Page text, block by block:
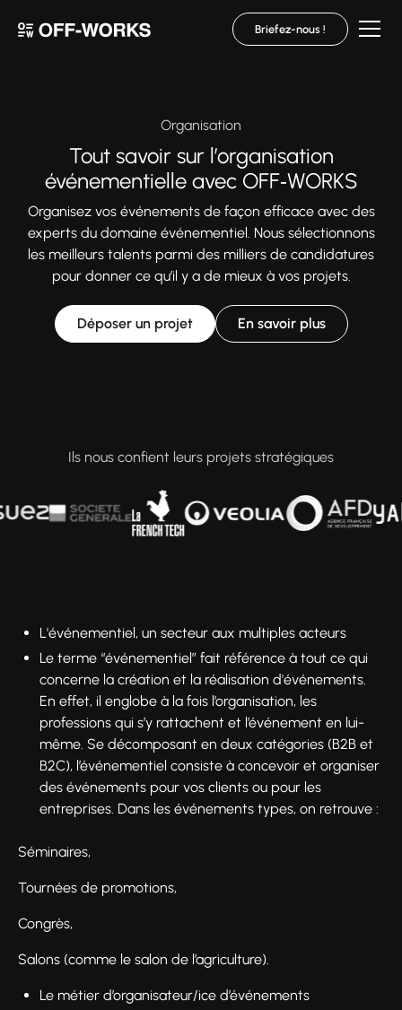
Briefez-nous !
Organisation
Tout savoir sur l’organisation
événementielle avec OFF‑WORKS
Organisez vos événements de façon efficace avec des
experts du domaine événementiel. Nous sélectionnons
les meilleurs talents parmi des milliers de candidatures
pour donner ce qu’il y a de mieux à vos projets.
Déposer un projet En savoir plus
Ils nous confient leurs projets stratégiques
L'événementiel, un secteur aux multiples acteurs
Le terme “événementiel” fait référence à tout ce qui
concerne la création et la réalisation d'événements.
En effet, il englobe à la fois l’organisation, les
professions qui s’y rattachent et l’événement en lui-
même. Se décomposant en deux catégories (B2B et
B2C), l’événementiel consiste à concevoir et organiser
des événements pour vos clients ou pour les
entreprises. Dans les événements types, on retrouve :
Séminaires,
Tournées de promotions,
Congrès,
Salons (comme le salon de l’agriculture).
Le métier d’organisateur/ice d’événements